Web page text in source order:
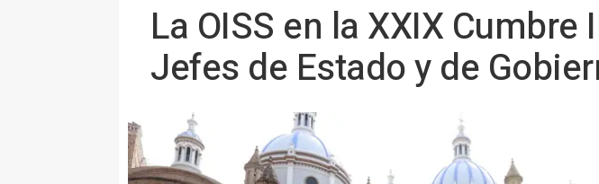
La OISS en la XXIX
Jefes de Estado y de